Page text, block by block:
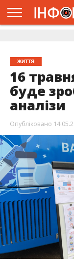
ЖИТТЯ
16
буде
аналізи
Опубліковано